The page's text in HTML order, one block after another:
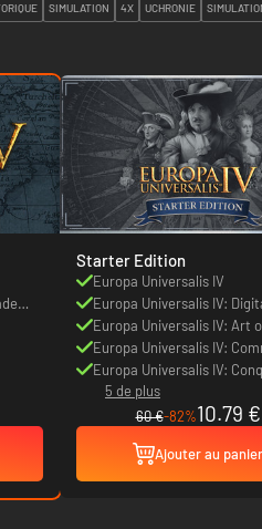
SIMULATION 4X UCHRONIE
Starter Edition
Europa Universalis IV
Europa Universalis IV:
Extreme Edition Upgrade
Europa Universalis IV: Art
Europa Universalis IV:
Sense
Europa Universalis IV:
Paradise
5 de plus
60 €-82%10.79 €
Ajouter au panier